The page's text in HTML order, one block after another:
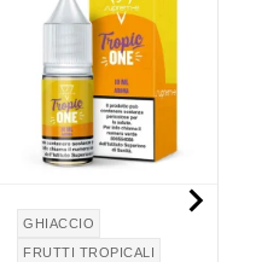
GHIACCIO
FRUTTI TROPICALI
